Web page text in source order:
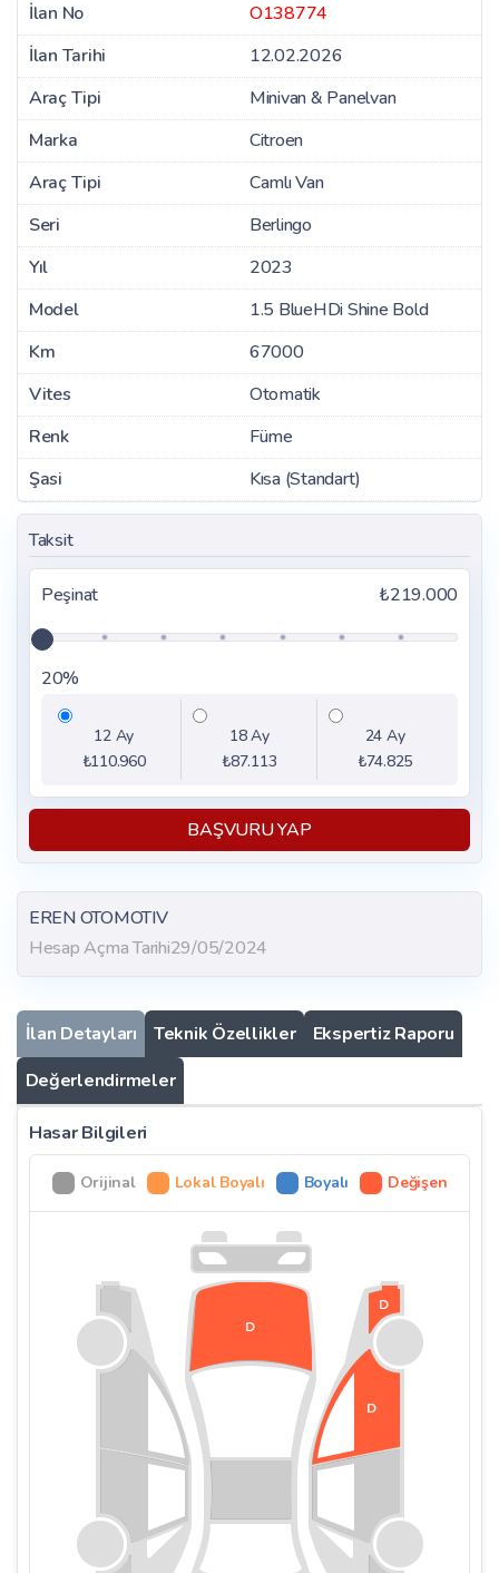
İlan No
O138774
İlan Tarihi
12.02.2026
Araç Tipi
Minivan & Panelvan
Marka
Citroen
Araç Tipi
Camlı Van
Seri
Berlingo
Yıl
2023
Model
1.5 BlueHDi Shine Bold
Km
67000
Vites
Otomatik
Renk
Füme
Şasi
Kısa (Standart)
Taksit
Peşinat ₺219.000
20%
12 Ay
₺110.960
18 Ay
₺87.113
24 Ay
₺74.825
BAŞVURU YAP
EREN OTOMOTIV
Hesap Açma Tarihi29/05/2024
İlan Detayları Teknik Özellikler
Ekspertiz Raporu
Değerlendirmeler
Hasar Bilgileri
Orijinal Lokal Boyalı Boyalı Değişen
D
D
D